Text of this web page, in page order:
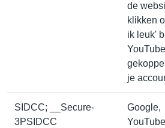
de
klikken
ik leuk'
je
SIDCC; __Secure-
3PSIDCC
Google,
YouTube